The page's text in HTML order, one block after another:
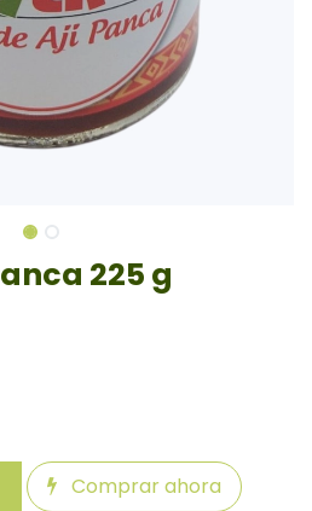
225 g
Comprar ahora